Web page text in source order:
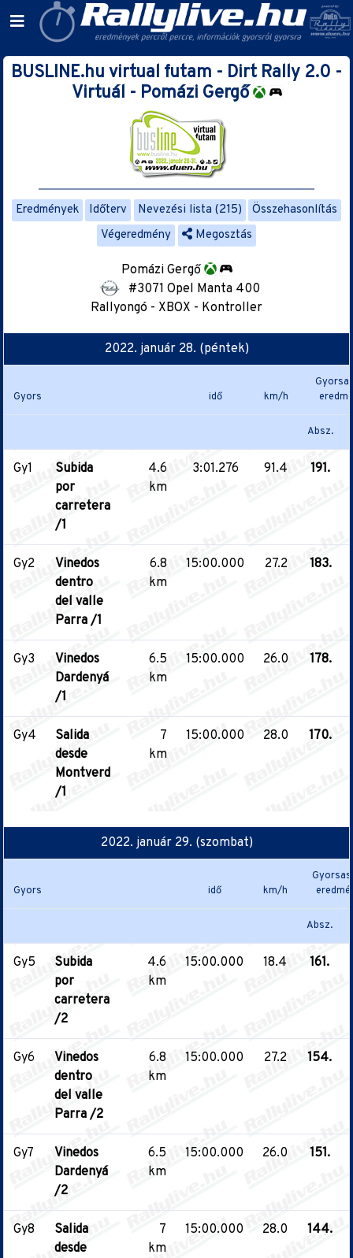
BUSLINE.hu virtual futam - Dirt Rally 2.0 -
Virtuál - Pomázi Gergő
Eredmények Időterv Nevezési lista (215)
Összehasonlítás
Végeredmény
Megosztás
Pomázi Gergő
#3071 Opel Manta 400
Rallyongó - XBOX - Kontroller
2022. január 28. (péntek)
Gyors idő km/h
Absz.
Gy1
Subida
por
carretera
/1
4.6
km
3:01.276 91.4 191.
Gy2
Vinedos
dentro
del valle
Parra /1
6.8
km
15:00.000 27.2 183.
Gy3
Vinedos
Dardenyá
/1
6.5
km
15:00.000 26.0 178.
Gy4
Salida
desde
Montverd
/1
7
km
15:00.000 28.0 170.
2022. január 29. (szombat)
Gyors idő km/h
Absz.
Gy5
Subida
por
carretera
/2
4.6
km
15:00.000 18.4 161.
Gy6
Vinedos
dentro
del valle
Parra /2
6.8
km
15:00.000 27.2 154.
Gy7
Vinedos
Dardenyá
/2
6.5
km
15:00.000 26.0 151.
Gy8
Salida
desde
7
km
15:00.000 28.0 144.